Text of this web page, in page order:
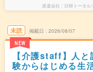
派遣会社 日研トータ
未読
NEW
掲載日 2026/08/07
【介護staff】人
験からはじめる生